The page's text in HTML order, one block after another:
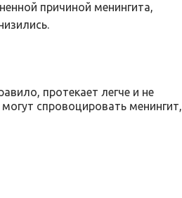
причиной менингита,
протекает легче и не
спровоцировать менингит,